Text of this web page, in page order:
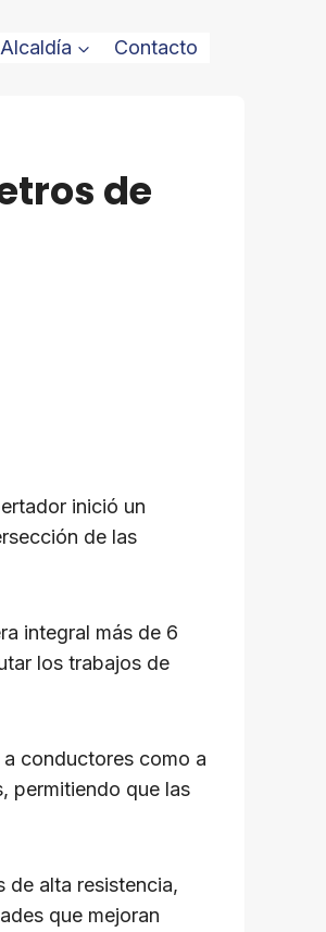
Alcaldía Contacto
de
inició un
de las
integral más de 6
los trabajos de
conductores como a
permitiendo que las
de alta resistencia,
que mejoran